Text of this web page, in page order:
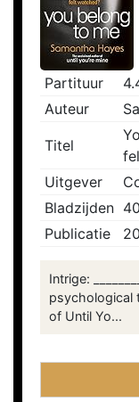
Partituur
Auteur
Titel
Uitgever
Bladzijden
Publicatie
Intrige:
psychological
of Until Yo...